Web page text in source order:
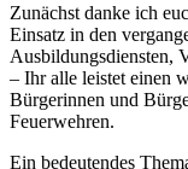
Zunächst danke ich
Einsatz in den
Ausbildungsdiensten,
– Ihr alle leistet einen
Bürgerinnen und
Feuerwehren.
Ein bedeutendes